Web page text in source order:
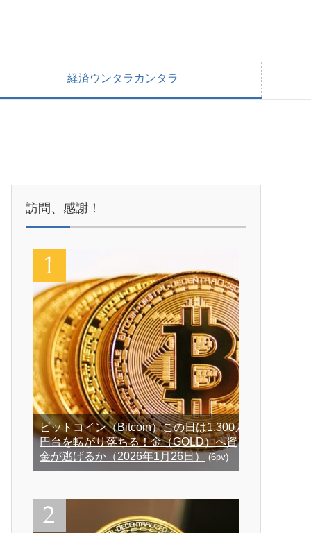
経済ウンタラカンタラ
訪問、感謝！
ビットコイン（Bitcoin）この日は1,300万
円台を転がり落ちる！金（GOLD）へ資
金が逃げるか（2026年1月26日） (6pv)